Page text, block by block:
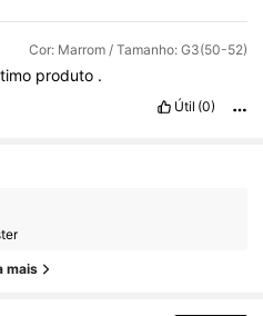
Cor: Marrom / Tamanho: G3(50-52)
timo produto .
Útil (0)
mais